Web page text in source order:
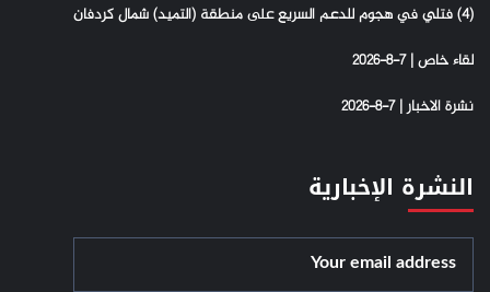
(4) فتلي في هجوم للدعم السريع على منطقة (التميد) شمال كردفان
لقاء خاص | 7-8-2026
نشرة الاخبار | 7-8-2026
النشرة الإخبارية